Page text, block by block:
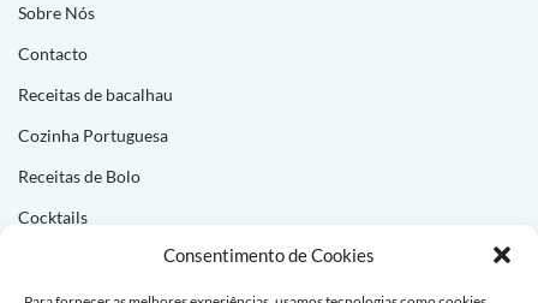
Consentimento de Cookies
Sobre Nós
Contacto
Receitas de bacalhau
Cozinha Portuguesa
Receitas de Bolo
Cocktails